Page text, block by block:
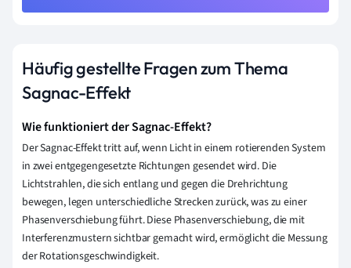
Häufig gestellte Fragen zum Thema
Sagnac-Effekt
Wie funktioniert der Sagnac-Effekt?
Der Sagnac-Effekt tritt auf, wenn Licht in einem rotierenden System
in zwei entgegengesetzte Richtungen gesendet wird. Die
Lichtstrahlen, die sich entlang und gegen die Drehrichtung
bewegen, legen unterschiedliche Strecken zurück, was zu einer
Phasenverschiebung führt. Diese Phasenverschiebung, die mit
Interferenzmustern sichtbar gemacht wird, ermöglicht die Messung
der Rotationsgeschwindigkeit.